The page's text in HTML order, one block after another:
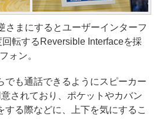
まにするとユーザーインターフ
転するReversible Interfaceを採
ォン。
も通話できるようにスピーカー
されており、ポケットやカバン
する際などに、上下を気にするこ